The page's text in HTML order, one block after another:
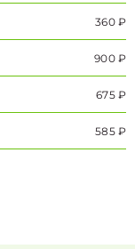
360 ₽
900 ₽
675 ₽
585 ₽